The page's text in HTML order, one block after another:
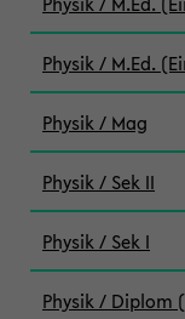
Physik / M.Ed.
Physik / Mag
Physik / Sek II
Physik / Sek I
Physik / Diplom